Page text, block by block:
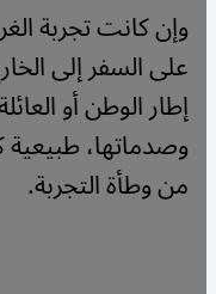
وإن كانت تجربة
على السفر إلى
إطار الوطن أو
وصدماتها،
من وطأة التجربة.